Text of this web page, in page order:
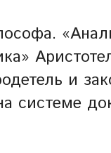
и
системе